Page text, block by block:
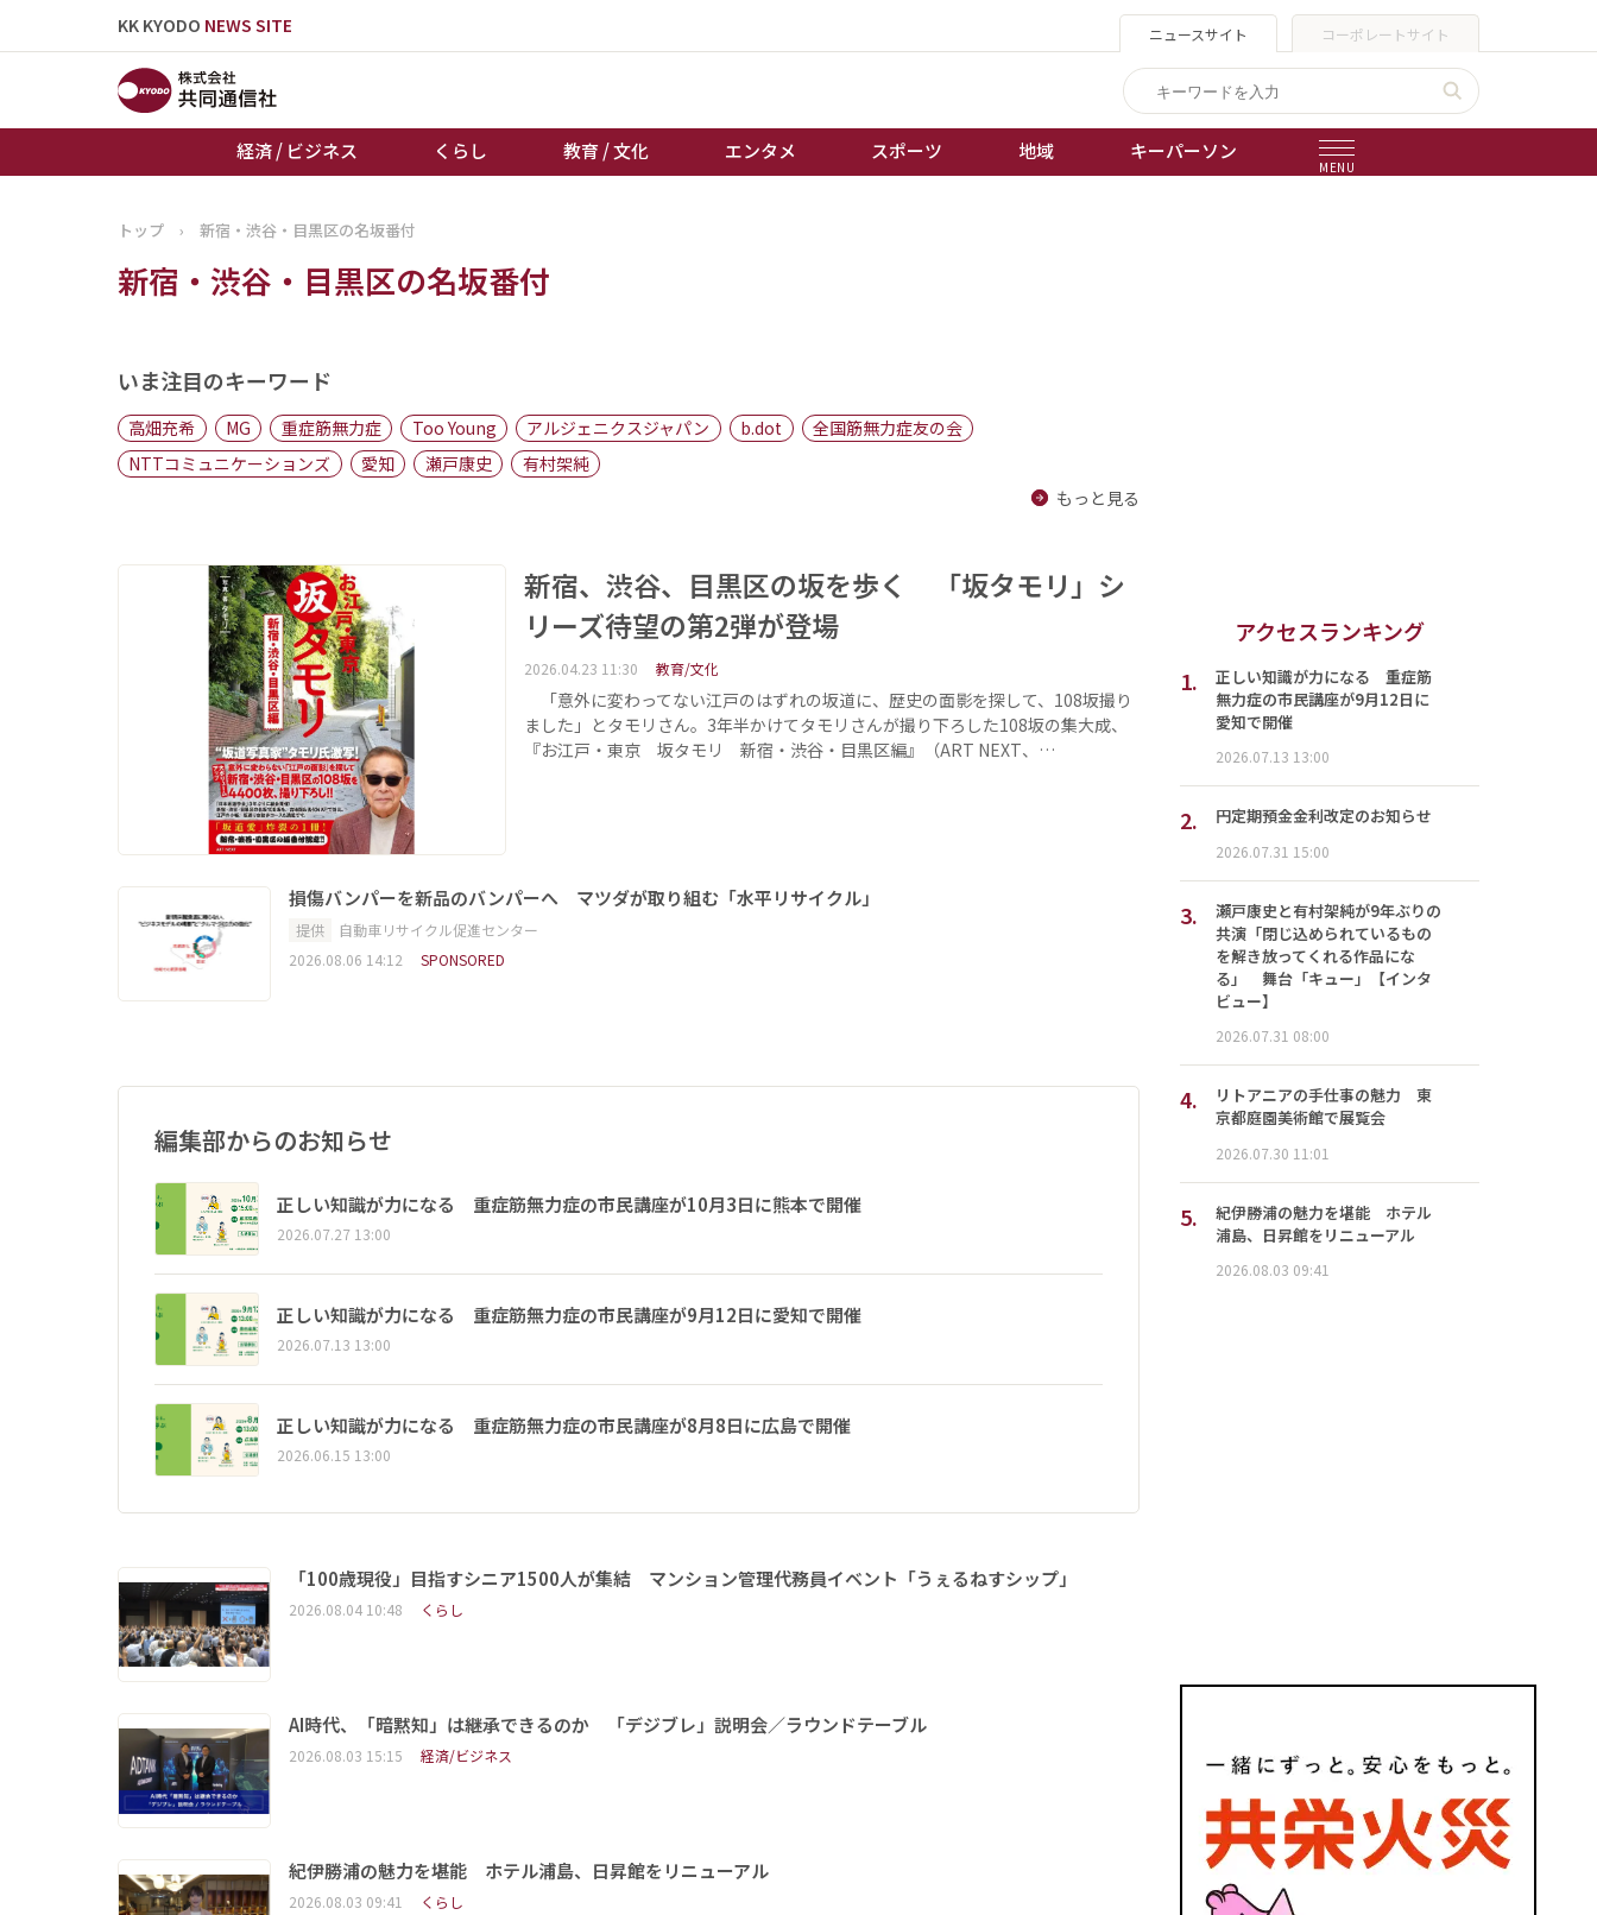
KK KYODO NEWS SITE ニュースサイト コーポレートサイト
経済 / ビジネス くらし 教育 / 文化 エンタメ スポーツ 地域 キーパーソン
MENU
トップページ
お知らせ
地域
キーパーソン
棋王戦
トップ › 新宿・渋谷・目黒区の名坂番付
新宿・渋谷・目黒区の名坂番付
いま注目のキーワード
高畑充希 MG 重症筋無力症 Too Young アルジェニクスジャパン b.dot
全国筋無力症友の会
NTTコミュニケーションズ
愛知 瀬戸康史
有村架純
もっと見る
新宿、渋谷、目黒区の坂を歩く 「坂タモリ」シ
リーズ待望の第2弾が登場
2026.04.23 11:30 教育/文化
「意外に変わってない江戸のはずれの坂道に、歴史の面影を探して、108坂撮り
ました」とタモリさん。3年半かけてタモリさんが撮り下ろした108坂の集大成、
『お江戸・東京 坂タモリ 新宿・渋谷・目黒区編』（ART NEXT、…
損傷バンパーを新品のバンパーへ マツダが取り組む「水平リサイクル」
提供
自動車リサイクル促進センター
2026.08.06 14:12
SPONSORED
編集部からのお知らせ
正しい知識が力になる 重症筋無力症の市民講座が10月3日に熊本で開催
2026.07.27 13:00
正しい知識が力になる 重症筋無力症の市民講座が9月12日に愛知で開催
2026.07.13 13:00
正しい知識が力になる 重症筋無力症の市民講座が8月8日に広島で開催
2026.06.15 13:00
「100歳現役」目指すシニア1500人が集結 マンション管理代務員イベント「うぇるねすシップ」
2026.08.04 10:48 くらし
AI時代、「暗黙知」は継承できるのか 「デジブレ」説明会／ラウンドテーブル
2026.08.03 15:15 経済/ビジネス
紀伊勝浦の魅力を堪能 ホテル浦島、日昇館をリニューアル
2026.08.03 09:41 くらし
アクセスランキング
1.
正しい知識が力になる 重症筋
無力症の市民講座が9月12日に
愛知で開催
2026.07.13 13:00
2. 円定期預金金利改定のお知らせ
2026.07.31 15:00
3.
瀬戸康史と有村架純が9年ぶりの
共演「閉じ込められているもの
を解き放ってくれる作品にな
る」 舞台「キュー」【インタ
ビュー】
2026.07.31 08:00
4.
リトアニアの手仕事の魅力 東
京都庭園美術館で展覧会
2026.07.30 11:01
5.
紀伊勝浦の魅力を堪能 ホテル
浦島、日昇館をリニューアル
2026.08.03 09:41